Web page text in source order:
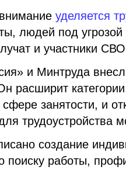
уделяется
людей под угрозой
и участники
и Минтруда
расширит
занятости, и
трудоустройства
создание
поиску работы,